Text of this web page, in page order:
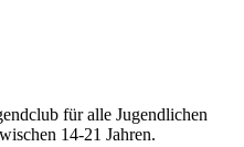
für alle Jugendlichen
14-21 Jahren.